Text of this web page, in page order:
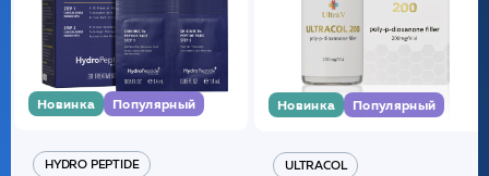
Новинка Популярный
HYDRO PEPTIDE
Новинка Популярный
ULTRACOL